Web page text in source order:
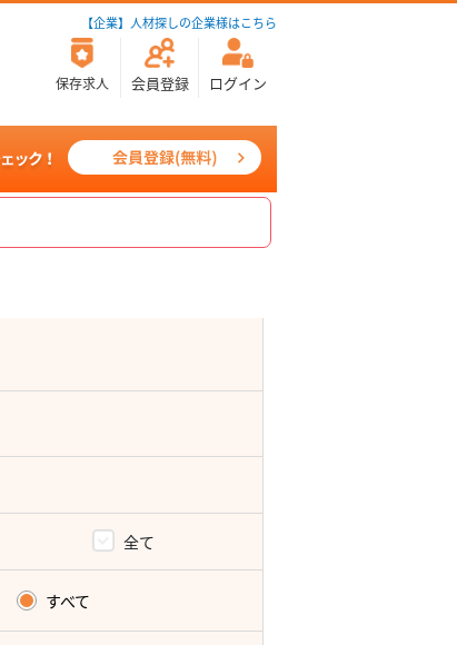
【企業】人材探しの企業様はこちら
保存求人 会員登録 ログイン
全て
すべて